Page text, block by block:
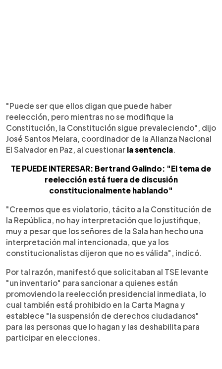
"Puede ser que ellos digan que puede haber
reelección, pero mientras no se modifique la
Constitución, la Constitución sigue prevaleciendo", dijo
José Santos Melara, coordinador de la Alianza Nacional
El Salvador en Paz, al cuestionar la sentencia
TE PUEDE INTERESAR: Bertrand Galindo: "El tema de
reelección está fuera de discusión
constitucionalmente hablando"
"Creemos que es violatorio, tácito a la Constitución de
la República, no hay interpretación que lo justifique,
muy a pesar que los señores de la Sala han hecho una
interpretación mal intencionada, que ya los
constitucionalistas dijeron que no es válida", indicó.
Por tal razón, manifestó que solicitaban al TSE levante
"un inventario" para sancionar a quienes están
promoviendo la reelección presidencial inmediata, lo
cual también está prohibido en la Carta Magna y
establece "la suspensión de derechos ciudadanos"
para las personas que lo hagan y las deshabilita para
participar en elecciones.